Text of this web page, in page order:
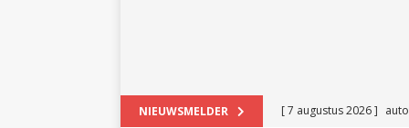
NIEUWSMELDER [ 7 augustus 2026 ]